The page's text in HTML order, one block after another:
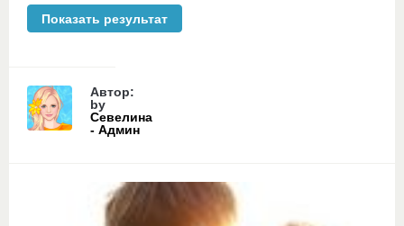
Автор:
by
Севелина
- Админ